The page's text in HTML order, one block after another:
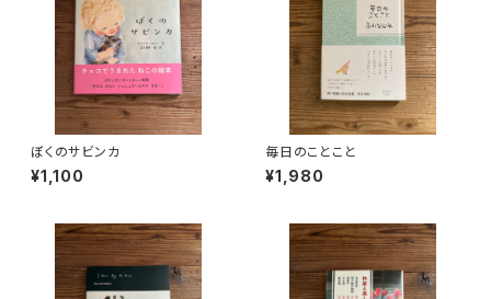
ぼくのサビンカ
¥1,100
毎日のことこと
¥1,980